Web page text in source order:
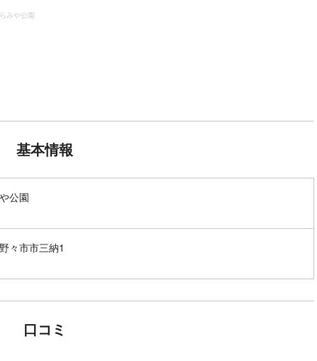
みや公園
基本情報
公園
々市市三納1
口コミ